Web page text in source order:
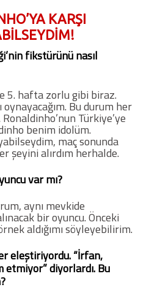
KARŞI
fikstürünü nasıl
5. hafta zorlu gibi biraz.
oynayacağım. Bu durum her
Türkiye’ye
benim idolüm.
maç sonunda
şeyini alırdım herhalde.
var mı?
aynı mevkide
bir oyuncu. Önceki
aldığımı söyleyebilirim.
eleştiriyordu. “İrfan,
etmiyor” diyorlardı. Bu